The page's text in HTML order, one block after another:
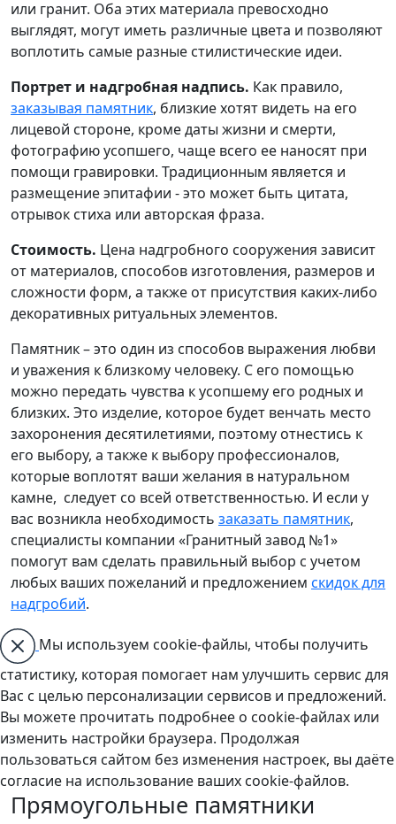
или гранит. Оба этих материала превосходно
выглядят, могут иметь различные цвета и позволяют
воплотить самые разные стилистические идеи.
Портрет и надгробная надпись. Как правило,
заказывая памятник, близкие хотят видеть на его
лицевой стороне, кроме даты жизни и смерти,
фотографию усопшего, чаще всего ее наносят при
помощи гравировки. Традиционным является и
размещение эпитафии - это может быть цитата,
отрывок стиха или авторская фраза.
Стоимость. Цена надгробного сооружения зависит
от материалов, способов изготовления, размеров и
сложности форм, а также от присутствия каких-либо
декоративных ритуальных элементов.
Памятник – это один из способов выражения любви
и уважения к близкому человеку. С его помощью
можно передать чувства к усопшему его родных и
близких. Это изделие, которое будет венчать место
захоронения десятилетиями, поэтому отнестись к
его выбору, а также к выбору профессионалов,
которые воплотят ваши желания в натуральном
камне, следует со всей ответственностью. И если у
вас возникла необходимость заказать памятник,
специалисты компании «Гранитный завод №1»
помогут вам сделать правильный выбор с учетом
любых ваших пожеланий и предложением скидок для
надгробий.
Мы используем cookie-файлы, чтобы получить
статистику, которая помогает нам улучшить сервис для
Вас с целью персонализации сервисов и предложений.
Вы можете прочитать подробнее о cookie-файлах или
изменить настройки браузера. Продолжая
пользоваться сайтом без изменения настроек, вы даёте
согласие на использование ваших cookie-файлов.
Прямоугольные памятники